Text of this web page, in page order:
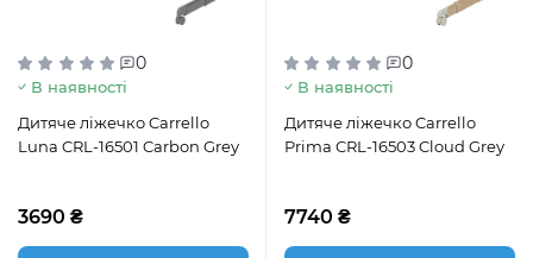
0
В наявності
Дитяче ліжечко Carrello
Luna CRL-16501 Carbon Grey
3690 ₴
0
В наявності
Дитяче ліжечко Carrello
Prima CRL-16503 Cloud Grey
7740 ₴